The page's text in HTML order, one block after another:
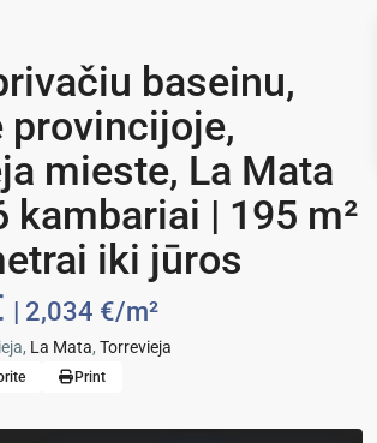
baseinu,
provincijoje,
mieste, La Mata
kambariai | 195 m²
iki jūros
| 2,034 €/m²
La Mata, Torrevieja
Print